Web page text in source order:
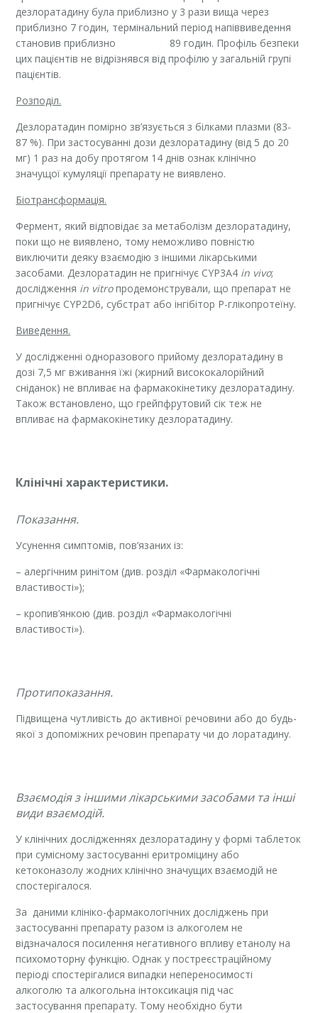
дезлоратадину була приблизно у 3 рази вища через
приблизно 7 годин, термінальний період напіввиведення
становив приблизно 89 годин. Профіль безпеки
цих пацієнтів не відрізнявся від профілю у загальній групі
пацієнтів.
Розподіл.
Дезлоратадин помірно зв’язується з білками плазми (83-
87 %). При застосуванні дози дезлоратадину (від 5 до 20
мг) 1 раз на добу протягом 14 днів ознак клінічно
значущої кумуляції препарату не виявлено.
Біотрансформація.
Фермент, який відповідає за метаболізм дезлоратадину,
поки що не виявлено, тому неможливо повністю
виключити деяку взаємодію з іншими лікарськими
засобами. Дезлоратадин не пригнічує CYP3A4 in vivo;
дослідження in vitroпродемонстрували, що препарат не
пригнічує CYP2D6, субстрат або інгібітор P-глікопротеїну.
Виведення.
У дослідженні одноразового прийому дезлоратадину в
дозі 7,5 мг вживання їжі (жирний висококалорійний
сніданок) не впливає на фармакокінетику дезлоратадину.
Також встановлено, що грейпфрутовий сік теж не
впливає на фармакокінетику дезлоратадину.
Клінічні характеристики.
Показання.
Усунення симптомів, пов’язаних із:
– алергічним ринітом (див. розділ «Фармакологічні
властивості»);
– кропив’янкою (див. розділ «Фармакологічні
властивості»).
Протипоказання.
Підвищена чутливість до активної речовини або до будь-
якої з допоміжних речовин препарату чи до лоратадину.
Взаємодія з іншими лікарськими засобами та інші
види взаємодій.
У клінічних дослідженнях дезлоратадину у формі таблеток
при сумісному застосуванні еритроміцину або
кетоконазолу жодних клінічно значущих взаємодій не
спостерігалося.
За даними клініко-фармакологічних досліджень при
застосуванні препарату разом із алкоголем не
відзначалося посилення негативного впливу етанолу на
психомоторну функцію. Однак у постреєстраційному
періоді спостерігалися випадки непереносимості
алкоголю та алкогольна інтоксикація під час
застосування препарату. Тому необхідно бути